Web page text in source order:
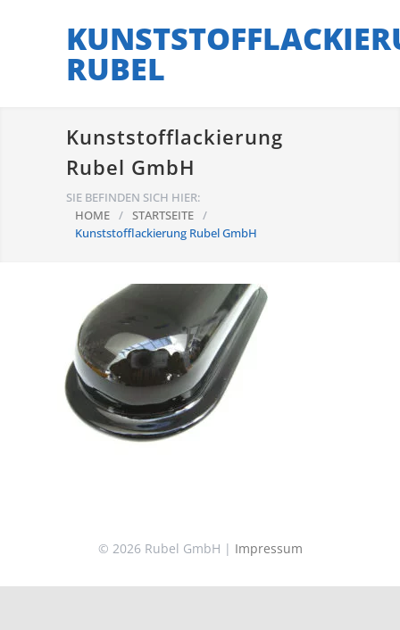
RUBEL
Kunststofflackierung
Rubel GmbH
SIE BEFINDEN SICH HIER:
HOME / STARTSEITE /
Kunststofflackierung Rubel GmbH
© 2026 Rubel GmbH | Impressum